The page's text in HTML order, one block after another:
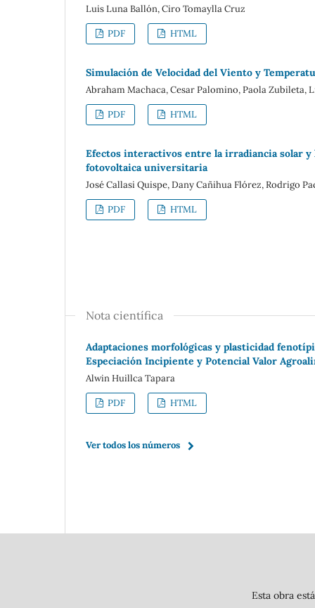
Luis Luna Ballón, Ciro Tomaylla Cruz
PDF HTML
Simulación de Velocidad del Viento y
Abraham Machaca, Cesar Palomino, Paola
PDF HTML
Efectos interactivos entre la irradiancia solar y
fotovoltaica universitaria
José Callasi Quispe, Dany Cañihua Flórez, Rodrigo
PDF HTML
Nota científica
Adaptaciones morfológicas y plasticidad
Especiación Incipiente y Potencial Valor
Alwin Huillca Tapara
PDF HTML
Ver todos los números
Esta obra